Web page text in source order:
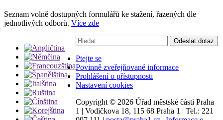
Seznam volně dostupných formulářů ke stažení, řazených dle
jednotlivých odborů. Více zde
Vyhledávání:
Odeslat dotaz
Ptejte se
Povinně zveřejňované informace
Prohlášení o přístupnosti
Nastavení cookies
Copyright © 2026 Úřad městské části Praha
1 | Vodičkova 18, 115 68 Praha 1 | Tel.: 221